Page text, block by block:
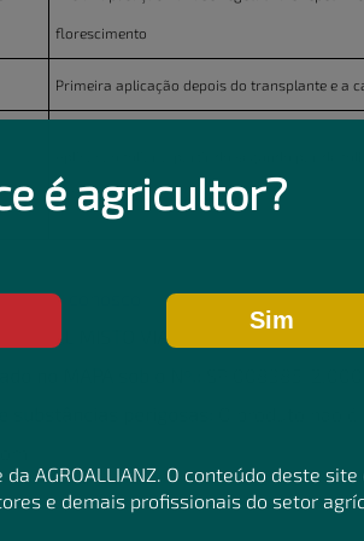
é agricultor?
Sim
AGROALLIANZ. O conteúdo deste site
e demais profissionais do setor
florescimento
Primeira aplicação depois do transplante e a
Aplicação foliar a partir do segundo par de
L/100 L de água
conosco
MISTO VIA FOLIAR E VIA
O produto não